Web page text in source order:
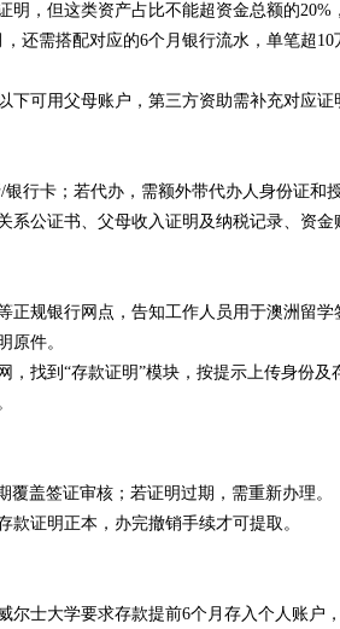
明，但这类资产占比不能超资金总额的20%
还需搭配对应的6个月银行流水，单笔超
下可用父母账户，第三方资助需补充对应证
行卡；若代办，需额外带代办人身份证和授
系公证书、父母收入证明及纳税记录、资
正规银行网点，告知工作人员用于澳洲留
原件。
，找到“存款证明”模块，按提示上传身份
盖签证审核；若证明过期，需重新办理。
证明正本，办完撤销手续才可提取。
尔士大学要求存款提前6个月存入个人账户